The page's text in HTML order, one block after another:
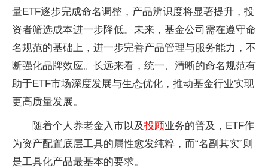
量ETF逐步完成命名调整，产品辨识度将显著提升，投
资者筛选成本进一步降低。未来，基金公司需在遵守命
名规范的基础上，进一步完善产品管理与服务能力，不
断强化品牌效应。长远来看，统一、清晰的命名规范有
助于ETF市场深度发展与生态优化，推动基金行业实现
更高质量发展。
随着个人养老金入市以及投顾业务的普及，ETF作
为资产配置底层工具的属性愈发纯粹，而“名副其实”则
是工具化产品最基本的要求。